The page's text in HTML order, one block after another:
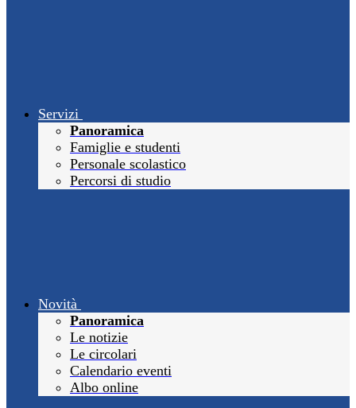
Servizi
Panoramica
Famiglie e studenti
Personale scolastico
Percorsi di studio
Novità
Panoramica
Le notizie
Le circolari
Calendario eventi
Albo online